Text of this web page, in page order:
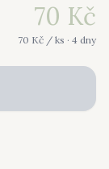
70 Kč
70 Kč / ks · 4 dny